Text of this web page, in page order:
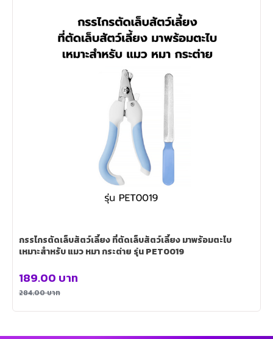
กรรไกรตัดเล็บสัตว์เลี้ยง ที่ตัดเล็บสัตว์เลี้ยง มาพร้อมตะไบ
เหมาะสำหรับ แมว หมา กระต่าย รุ่น PET0019
284.00บาท
189.00 บาท